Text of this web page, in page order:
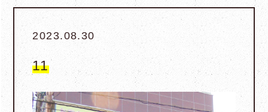
2023.08.30
11